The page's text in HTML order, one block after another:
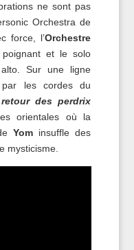
ne sont pas
Orchestra de
force, l’Orchestre
et le solo
Sur une ligne
par les cordes du
retour des perdrix
orientales où la
Yom insuffle des
mysticisme.